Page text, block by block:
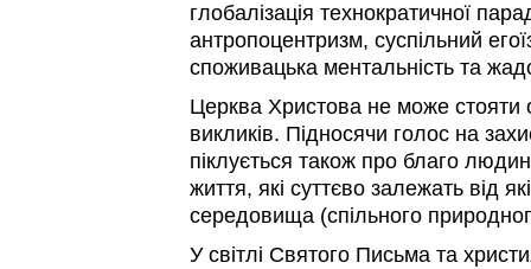
глобалізація технократичної
антропоцентризм, суспільний
споживацька ментальність та
Церква Христова не може стояти
викликів. Підносячи голос на
піклується також про благо
життя, які суттєво залежать від
середовища (спільного
У світлі Святого Письма та